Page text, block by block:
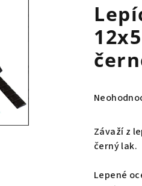
Průměrné
produktu
je
z
Závaží z
černý lak.
Lepené